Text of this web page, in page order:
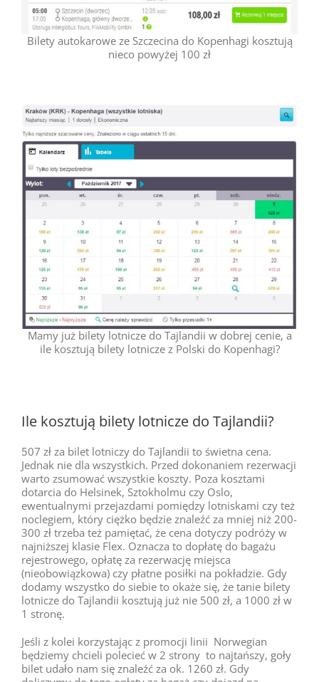
Bilety autokarowe ze Szczecina do Kopenhagi kosztują
nieco powyżej 100 zł
Mamy już bilety lotnicze do Tajlandii w dobrej cenie, a
ile kosztują bilety lotnicze z Polski do Kopenhagi?
Ile kosztują bilety lotnicze do Tajlandii?
507 zł za bilet lotniczy do Tajlandii to świetna cena.
Jednak nie dla wszystkich. Przed dokonaniem rezerwacji
warto zsumować wszystkie koszty. Poza kosztami
dotarcia do Helsinek, Sztokholmu czy Oslo,
ewentualnymi przejazdami pomiędzy lotniskami czy też
noclegiem, który ciężko będzie znaleźć za mniej niż 200-
300 zł trzeba też pamiętać, że cena dotyczy podróży w
najniższej klasie Flex. Oznacza to dopłatę do bagażu
rejestrowego, opłatę za rezerwację miejsca
(nieobowiązkowa) czy płatne posiłki na pokładzie. Gdy
dodamy wszystko do siebie to okaże się, że tanie bilety
lotnicze do Tajlandii kosztują już nie 500 zł, a 1000 zł w
1 stronę.
Jeśli z kolei korzystając z promocji linii Norwegian
będziemy chcieli polecieć w 2 strony to najtańszy, goły
bilet udało nam się znaleźć za ok. 1260 zł. Gdy